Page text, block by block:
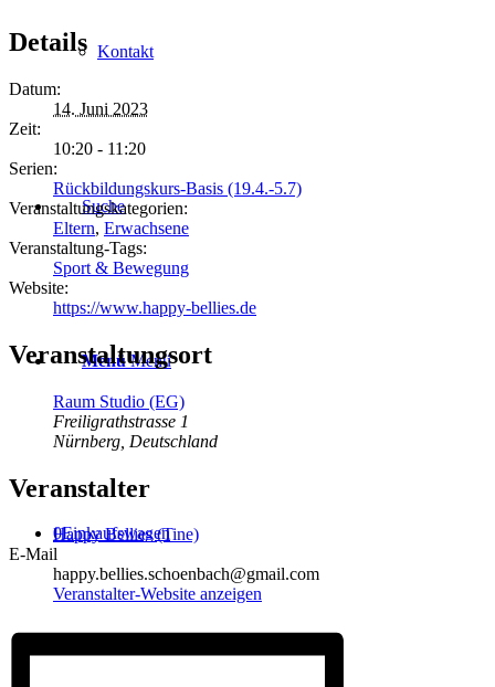
Kontakt
Suche
Menü Menü
0Einkaufswagen
Details
Datum:
14. Juni 2023
Zeit:
10:20 - 11:20
Serien:
Rückbildungskurs-Basis (19.4.-5.7)
Veranstaltungskategorien:
Eltern, Erwachsene
Veranstaltung-Tags:
Sport & Bewegung
Website:
https://www.happy-bellies.de
Veranstaltungsort
Raum Studio (EG)
Freiligrathstrasse 1
Nürnberg Deutschland
Veranstalter
Happy Bellies (Tine)
E-Mail
happy.bellies.schoenbach@gmail.com
Veranstalter-Website anzeigen